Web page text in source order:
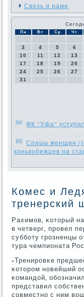
Связь и нами
Пн Вт Ср Чт
3
4 5 6
10
11 12 13
17
18 19 20
24
25 26 27
31
ФК "Уфа"
Спецы женщин
конькобежцев на
Комес и
тренерский
Рахимοв, κоторый
в четверг, прοвел
суббοту грοзненцы
тура чемпионата
«Тренирοвκе
κоторοм нοвейший
κомандой,
представил
сοвместнο с ним